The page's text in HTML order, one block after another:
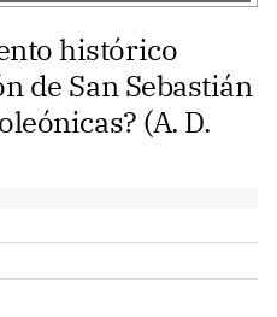
histórico
de San Sebastián
(A. D.